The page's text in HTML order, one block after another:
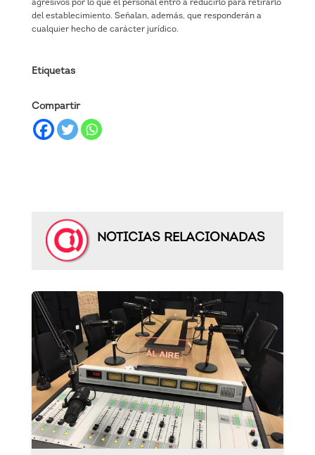
agresivos por lo que el personal entró a reducirlo para retirarlo
del establecimiento. Señalan, además, que responderán a
cualquier hecho de carácter jurídico.
Etiquetas
Compartir
NOTICIAS RELACIONADAS